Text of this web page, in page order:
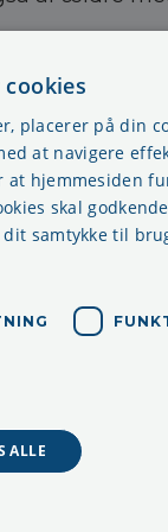
den
eksempel
Således
til at
placerer på din
at navigere
at hjemmesiden
skal
samtykke til
ALLE